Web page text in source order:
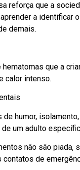
reforça que a
a identificar
demais.
hematomas que a
calor intenso.
de humor,
um adulto
não são piada,
contatos de